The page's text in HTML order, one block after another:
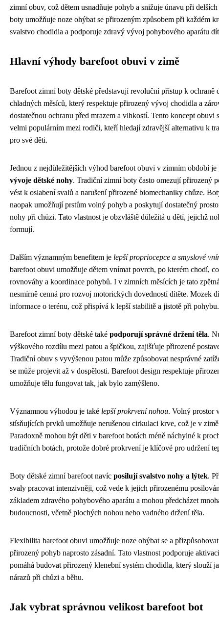
zimní obuv, což dětem usnadňuje pohyb a snižuje únavu při
boty umožňuje noze ohýbat se přirozeným způsobem při každém
svalstvo chodidla a podporuje zdravý vývoj pohybového aparátu
Hlavní výhody barefoot obuvi v zimě
Barefoot zimní boty dětské představují revoluční přístup k ochraně
chladných měsíců, který respektuje přirozený vývoj chodidla a
dostatečnou ochranu před mrazem a vlhkostí. Tento koncept obuvi
velmi populárním mezi rodiči, kteří hledají zdravější alternativu k
pro své děti.
Jednou z nejdůležitějších výhod barefoot obuvi v zimním období je
vývoje dětské nohy. Tradiční zimní boty často omezují přirozený
vést k oslabení svalů a narušení přirozené biomechaniky chůze.
naopak umožňují prstům volný pohyb a poskytují dostatečný
nohy při chůzi. Tato vlastnost je obzvláště důležitá u dětí, jejichž
formují.
Dalším významným benefitem je lepší propriocepce a smyslové
barefoot obuvi umožňuje dětem vnímat povrch, po kterém chodí,
rovnováhy a koordinace pohybů. I v zimních měsících je tato
nesmírně cenná pro rozvoj motorických dovedností dítěte. Mozek
informace o terénu, což přispívá k lepší stabilitě a jistotě při pohybu.
Barefoot zimní boty dětské také podporují správné držení těla.
výškového rozdílu mezi patou a špičkou, zajišťuje přirozené
Tradiční obuv s vyvýšenou patou může způsobovat nesprávné
se může projevit až v dospělosti. Barefoot design respektuje
umožňuje tělu fungovat tak, jak bylo zamýšleno.
Významnou výhodou je také lepší prokrvení nohou. Volný prostor
stísňujících prvků umožňuje nerušenou cirkulaci krve, což je v
Paradoxně mohou být děti v barefoot botách méně náchylné k
tradičních botách, protože dobré prokrvení je klíčové pro udržení
Boty dětské zimní barefoot navíc posilují svalstvo nohy a lýtek.
svaly pracovat intenzivněji, což vede k jejich přirozenému
základem zdravého pohybového aparátu a mohou předcházet
budoucnosti, včetně plochých nohou nebo vadného držení těla.
Flexibilita barefoot obuvi umožňuje noze ohýbat se a
přirozený pohyb naprosto zásadní. Tato vlastnost podporuje
pomáhá budovat přirozený klenební systém chodidla, který slouží
nárazů při chůzi a běhu.
Jak vybrat správnou velikost barefoot bot